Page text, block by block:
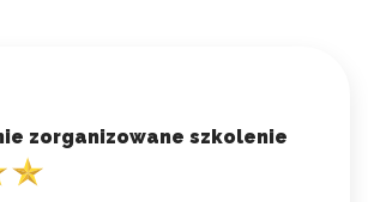
zorganizowane szkolenie